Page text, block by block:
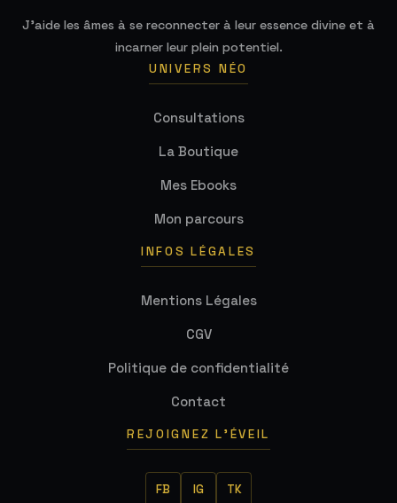
J'aide les âmes à se reconnecter à leur essence divine et à
incarner leur plein potentiel.
UNIVERS NÉO
Consultations
La Boutique
Mes Ebooks
Mon parcours
INFOS LÉGALES
Mentions Légales
CGV
Politique de confidentialité
Contact
REJOIGNEZ L'ÉVEIL
FB IG TK